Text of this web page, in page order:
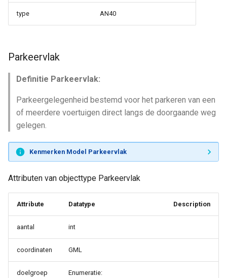
type AN40
Parkeervlak
Definitie Parkeervlak:
Parkeergelegenheid bestemd voor het parkeren van een
of meerdere voertuigen direct langs de doorgaande weg
gelegen.
Kenmerken Model Parkeervlak
Attributen van objecttype Parkeervlak
Attribute Datatype Description
aantal int
coordinaten GML
doelgroep
Enumeratie: